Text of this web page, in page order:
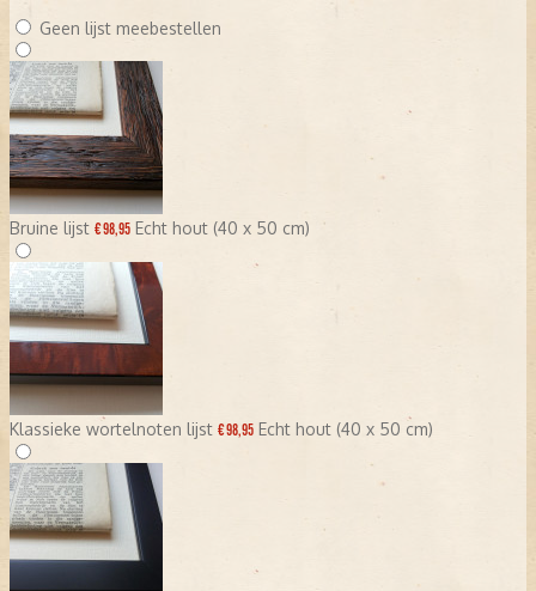
Geen lijst meebestellen
Bruine lijst € 98,95 Echt hout (40 x 50 cm)
Klassieke wortelnoten lijst € 98,95 Echt hout (40 x 50 cm)